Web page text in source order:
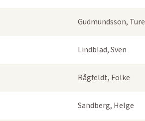
Gudmundsson, Ture
Lindblad, Sven
Rågfeldt, Folke
Sandberg, Helge